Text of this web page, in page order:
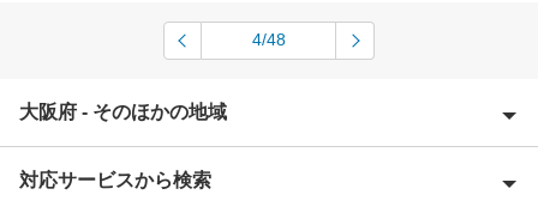
4/48
大阪府 - そのほかの地域
池田市
対応サービスから検索